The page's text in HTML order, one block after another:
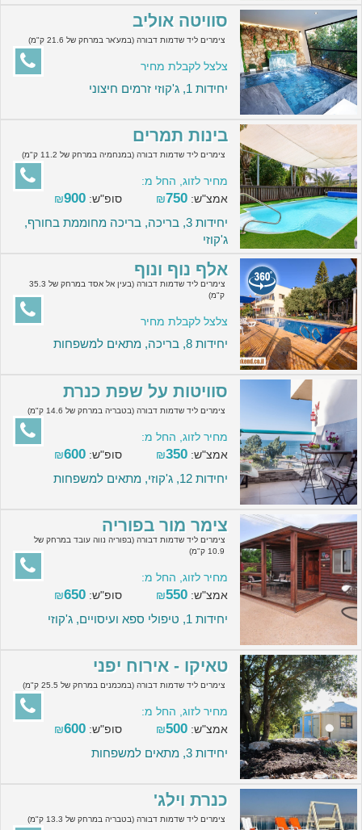
סוויטה אוליב
צימרים ליד שדמות דבורה (במע'אר במרחק של 21.6 ק"מ)
צלצל לקבלת מחיר
יחידות 1, ג'קוזי זרמים חיצוני
בינות תמרים
צימרים ליד שדמות דבורה (במנחמיה במרחק של 11.2 ק"מ)
מחיר לזוג, החל מ:
אמצ"ש:
₪750 סופ"ש: ₪900
יחידות 3, בריכה, בריכה מחוממת בחורף,
ג'קוזי
אלף נוף ונוף
צימרים ליד שדמות דבורה (בעין אל אסד במרחק של 35.3
ק"מ)
צלצל לקבלת מחיר
יחידות 8, בריכה, מתאים למשפחות
סוויטות על שפת כנרת
צימרים ליד שדמות דבורה (בטבריה במרחק של 14.6 ק"מ)
מחיר לזוג, החל מ:
אמצ"ש:
₪350 סופ"ש: ₪600
יחידות 12, ג'קוזי, מתאים למשפחות
צימר מור בפוריה
צימרים ליד שדמות דבורה (בפוריה נווה עובד במרחק של
10.9 ק"מ)
מחיר לזוג, החל מ:
אמצ"ש:
₪550 סופ"ש: ₪650
יחידות 1, טיפולי ספא ועיסויים, ג'קוזי
טאיקו - אירוח יפני
צימרים ליד שדמות דבורה (במכמנים במרחק של 25.5 ק"מ)
מחיר לזוג, החל מ:
אמצ"ש:
₪500 סופ"ש: ₪600
יחידות 3, מתאים למשפחות
כנרת וילג'
צימרים ליד שדמות דבורה (בטבריה במרחק של 13.3 ק"מ)